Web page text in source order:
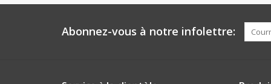
Abonnez-vous à notre infolettre: